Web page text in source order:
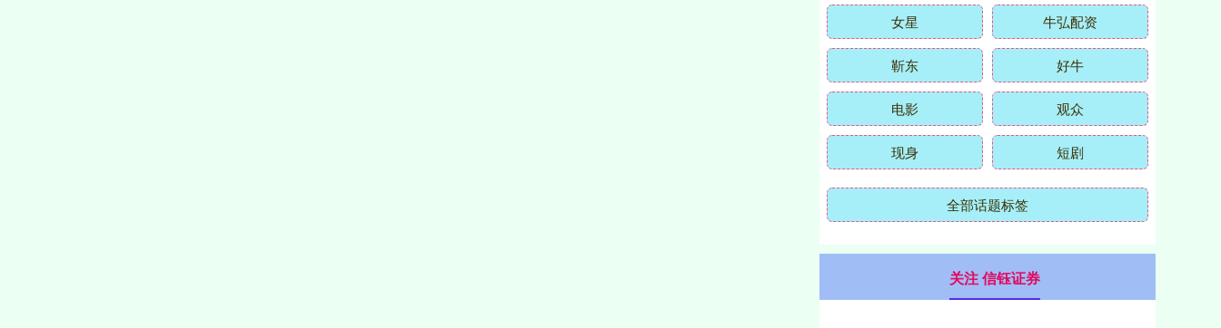
女星 牛弘配资
靳东 好牛
电影 观众
现身 短剧
全部话题标签
关注 信钰证券